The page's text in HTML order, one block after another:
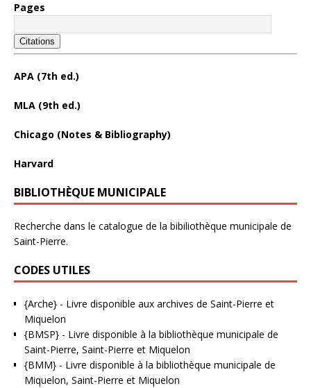
Pages
Citations
APA (7th ed.)
MLA (9th ed.)
Chicago (Notes & Bibliography)
Harvard
BIBLIOTHÈQUE MUNICIPALE
Recherche dans le catalogue de la bibiliothèque municipale de
Saint-Pierre.
CODES UTILES
{Arche} - Livre disponible aux archives de Saint-Pierre et
Miquelon
{BMSP} - Livre disponible à la bibliothèque municipale de
Saint-Pierre, Saint-Pierre et Miquelon
{BMM} - Livre disponible à la bibliothèque municipale de
Miquelon, Saint-Pierre et Miquelon